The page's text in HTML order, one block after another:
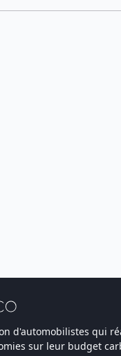
d'automobilistes qui
sur leur budget